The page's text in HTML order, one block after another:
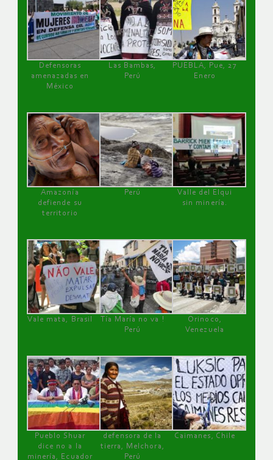
Defensoras
amenazadas en
México
Las Bambas,
Perú
PUEBLA, Pue, 27
Enero
Amazonía
defiende su
territorio
Perú
Valle del Elqui
sin minería.
Vale mata, Brasil
Tía María no va !
Perú
Orinoco,
Venezuela
Pueblo Shuar
dice no a la
minería, Ecuador
defensora de la
tierra, Melchora,
Perú
Caimanes, Chile